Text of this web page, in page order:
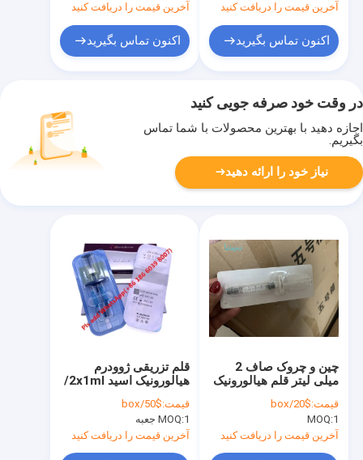
آخرین قیمت را دریافت کنید
اکنون تماس بگیرید
آخرین قیمت را دریافت کنید
اکنون تماس بگیرید
در وقت خود صرفه جویی کنید
اجازه دهید با بهترین محصولات با شما تماس
بگیریم.
نیاز خود را ارائه دهید
قلم تزریقی ژوودرم
هیالورونیک اسید 2x1ml/
قیمت:$50/box
MOQ:1 جعبه
آخرین قیمت را دریافت کنید
چین و چروک صاف 2
میلی لیتر قلم هیالورونیک
هیالورونیک برای قلم
قیمت:$20/box
MOQ:1
آخرین قیمت را دریافت کنید